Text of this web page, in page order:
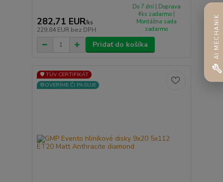
282,71 EUR/ks
229,84 EUR bez DPH
Do 7 dní | Doprava
4ks zadarmo |
Montážna sada
zadarmo
Pridať do košíka
🛡️ TÜV CERTIFIKÁT
⚙️OVERÍME ČI PASUJE
AI MECHANIK